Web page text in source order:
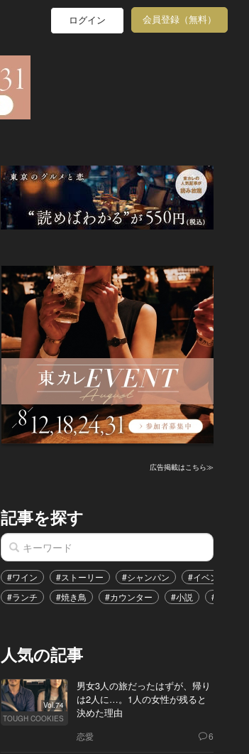
ログイン 会員登録（無料）
広告掲載はこちら≫
記事を探す
#ワイン #ストーリー #シャンパン #イベント
#ランチ
#焼き鳥 #カウンター #小説 #恋愛
人気の記事
Vol.74
TOUGH COOKIES
男女3人の旅だったはずが、帰り
は2人に…。1人の女性が残ると
決めた理由
恋愛 6